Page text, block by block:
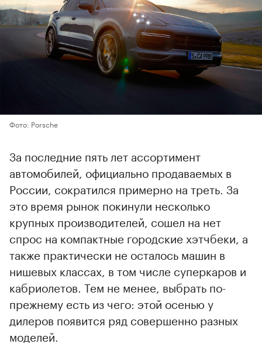
Фото: Porsche
За последние пять лет ассортимент
автомобилей, официально продаваемых в
России, сократился примерно на треть. За
это время рынок покинули несколько
крупных производителей, сошел на нет
спрос на компактные городские хэтчбеки, а
также практически не осталось машин в
нишевых классах, в том числе суперкаров и
кабриолетов. Тем не менее, выбрать по-
прежнему есть из чего: этой осенью у
дилеров появится ряд совершенно разных
моделей.